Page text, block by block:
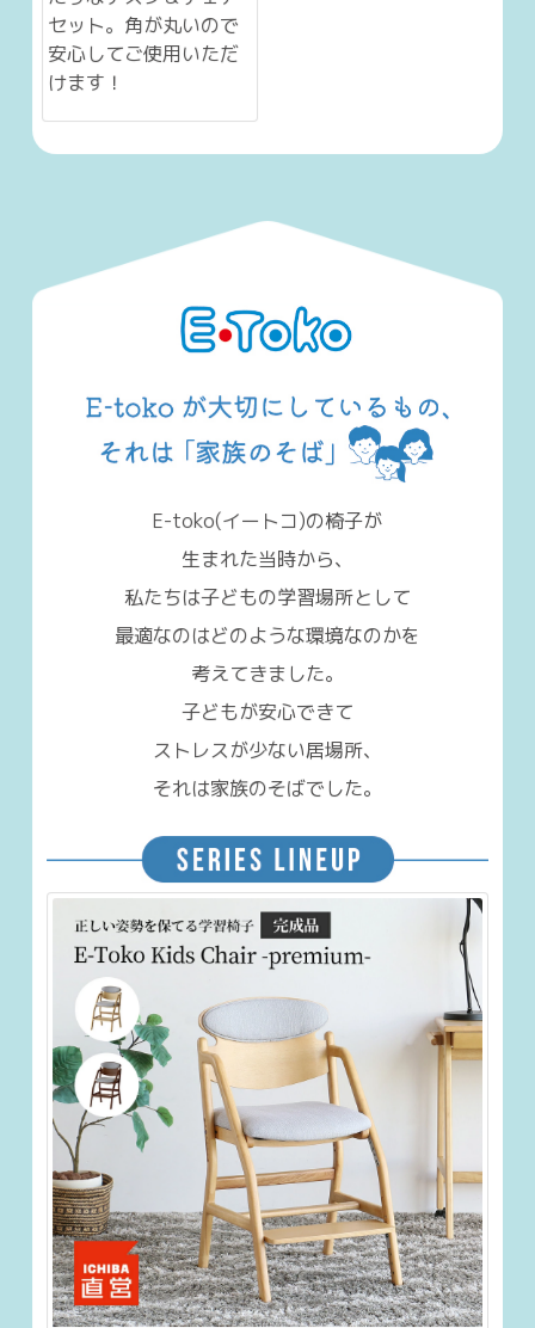
たりなデスク＆チェア
セット。角が丸いので
安心してご使用いただ
E-toko(イートコ)の椅子が
私たちは子どもの学習場所として
最適なのはどのような環境なのかを
ストレスが少ない居場所、
それは家族のそばでした。